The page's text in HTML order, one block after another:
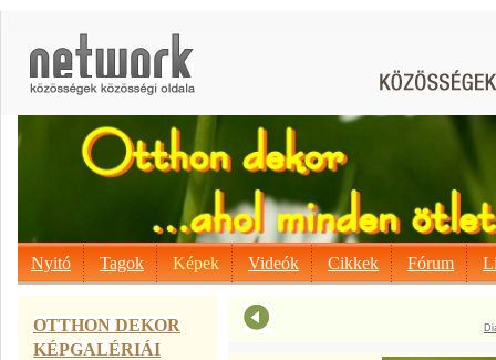
Nyitó Tagok Képek Videók Cikkek Fórum
OTTHON DEKOR
KÉPGALÉRIÁI